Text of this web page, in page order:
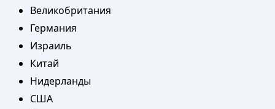
Великобритания
Германия
Израиль
Китай
Нидерланды
США